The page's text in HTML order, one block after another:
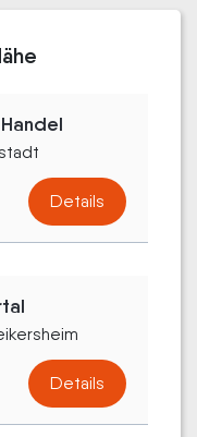
Details
Details